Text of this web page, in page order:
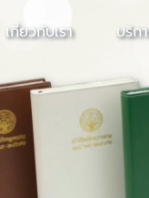
เกี่ยวกับเรา บริก